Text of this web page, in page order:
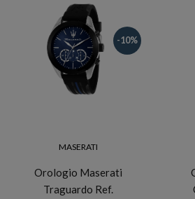
-10%
MASERATI
Orologio Maserati
Traguardo Ref.